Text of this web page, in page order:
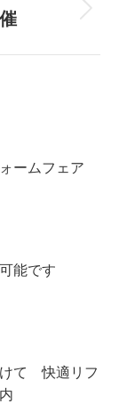
ームフェア
能です
けて 快適リフ